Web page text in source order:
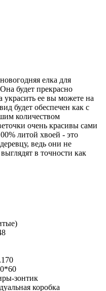
елка для
будет прекрасно
ее вы можете на
будет обеспечен как с
количеством
очень красивы сами
литой хвоей - это
ведь они не
в точности как
170
зонтик
коробка